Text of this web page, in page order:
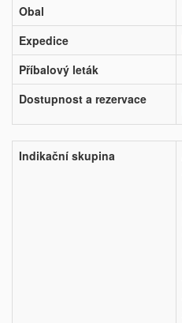
Obal
Expedice
Příbalový leták
Dostupnost a rezervace
Indikační skupina